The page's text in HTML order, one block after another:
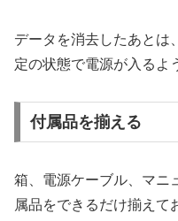
データを消去したあとは
定の状態で電源が入るよ
付属品を揃える
箱、電源ケーブル、マニ
属品をできるだけ揃えて